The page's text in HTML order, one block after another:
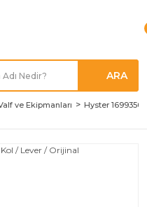
ARA
ve Ekipmanları Hyster 1699350